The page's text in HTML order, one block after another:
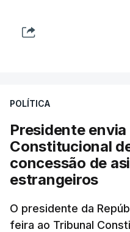
POLÍTICA
Presidente
Constitucional
concessão de
estrangeiros
O presidente da
feira ao Tribunal